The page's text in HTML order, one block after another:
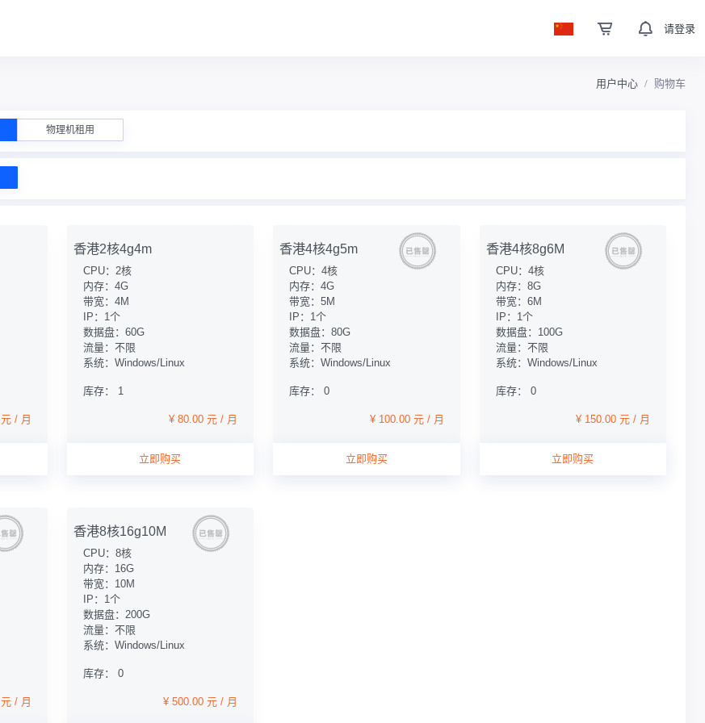
请登录
用户中心 购物车
物理机租用
/ 月
香港2核4g4m
CPU：2核
内存：4G
带宽：4M
IP：1个
数据盘：60G
流量：不限
系统：Windows/Linux
库存： 1
¥ 80.00 元 / 月
立即购买
香港4核4g5m
CPU：4核
内存：4G
带宽：5M
IP：1个
数据盘：80G
流量：不限
系统：Windows/Linux
库存： 0
¥ 100.00 元 / 月
立即购买
香港4核8g6M
CPU：4核
内存：8G
带宽：6M
IP：1个
数据盘：100G
流量：不限
系统：Windows/Linux
库存： 0
¥ 150.00 元 / 月
立即购买
/ 月
香港8核16g10M
CPU：8核
内存：16G
带宽：10M
IP：1个
数据盘：200G
流量：不限
系统：Windows/Linux
库存： 0
¥ 500.00 元 / 月